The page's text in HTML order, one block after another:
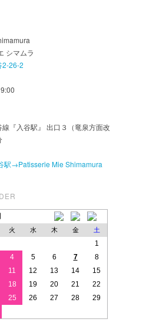
シマムラ
2-26-2
『入谷駅』 出口３（竜泉方面改
駅→Patisserie Mie Shimamura
火 水 木 金 土
1
4 5 6 7
8
11 12 13 14
15
18 19 20 21
22
25 26 27 28
29